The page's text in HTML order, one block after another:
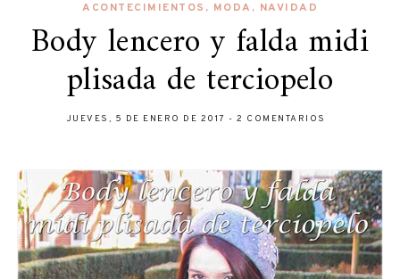
ACONTECIMIENTOS , MODA , NAVIDAD
Body lencero y falda midi
plisada de terciopelo
JUEVES, 5 DE ENERO DE 2017 - 2 COMENTARIOS